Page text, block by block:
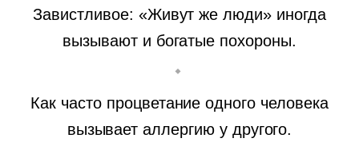
Завистливое: «Живут же люди» иногда
вызывают и богатые похороны.
Как часто процветание одного человека
вызывает аллергию у другого.